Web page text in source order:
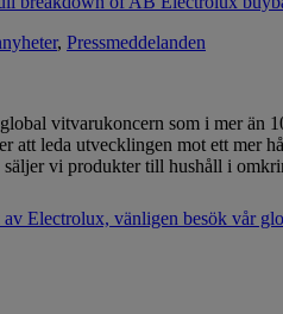
, Pressmeddelanden
vitvarukoncern som i mer än
att leda utvecklingen mot ett mer
vi produkter till hushåll i
Electrolux, vänligen besök vår